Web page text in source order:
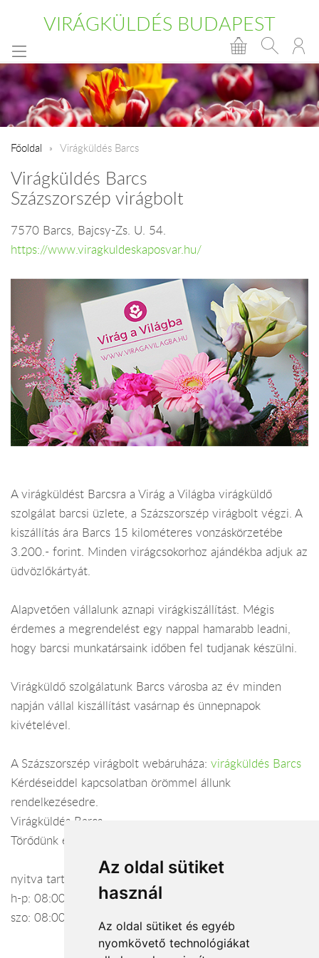
Az oldal sütiket
használ
Az oldal sütiket és egyéb
nyomkövető technológiákat
VIRÁGKÜLDÉS BUDAPEST
Főoldal Virágküldés Barcs
Virágküldés Barcs
Százszorszép virágbolt
7570 Barcs, Bajcsy-Zs. U. 54.
https://www.viragkuldeskaposvar.hu/
A virágküldést Barcsra a Virág a Világba virágküldő
szolgálat barcsi üzlete, a Százszorszép virágbolt végzi. A
kiszállítás ára Barcs 15 kilométeres vonzáskörzetébe
3.200.- forint. Minden virágcsokorhoz ajándékba adjuk az
üdvözlőkártyát.
Alapvetően vállalunk aznapi virágkiszállítást. Mégis
érdemes a megrendelést egy nappal hamarabb leadni,
hogy barcsi munkatársaink időben fel tudjanak készülni.
Virágküldő szolgálatunk Barcs városba az év minden
napján vállal kiszállítást vasárnap és ünnepnapok
kivételével.
A Százszorszép virágbolt webáruháza: virágküldés Barcs
Kérdéseiddel kapcsolatban örömmel állunk
rendelkezésedre.
Virágküldés Barcs
Törődünk egymással
nyitva tartás:
h-p: 08:00-17:00
szo: 08:00-12:00